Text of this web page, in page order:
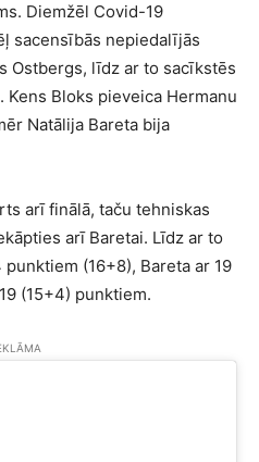
Diemžēl Covid-19
sacensībās nepiedalījās
Ostbergs, līdz ar to sacīkstēs
Bloks pieveica Hermanu
Natālija Bareta bija
arī finālā, taču tehniskas
arī Baretai. Līdz ar to
(16+8), Bareta ar 19
(15+4) punktiem.